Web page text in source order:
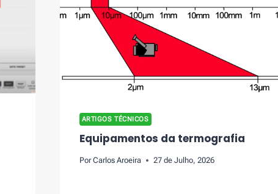
ARTIGOS TÉCNICOS
Equipamentos da termografia
Por Carlos Aroeira 27 de Julho, 2026